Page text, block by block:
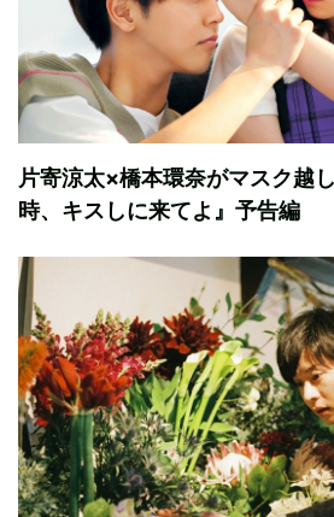
片寄涼太×橋本環奈がマスク越
時、キスしに来てよ』予告編